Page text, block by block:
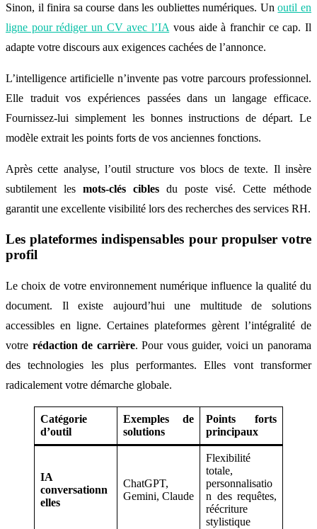
Sinon, il finira sa course dans les oubliettes numériques. Unoutil en
ligne pour rédiger un CV avec l’IA vous aide à franchir ce cap. Il
adapte votre discours aux exigences cachées de l’annonce.
L’intelligence artificielle n’invente pas votre parcours professionnel.
Elle traduit vos expériences passées dans un langage efficace.
Fournissez-lui simplement les bonnes instructions de départ. Le
modèle extrait les points forts de vos anciennes fonctions.
Après cette analyse, l’outil structure vos blocs de texte. Il insère
subtilement les mots-clés cibles du poste visé. Cette méthode
garantit une excellente visibilité lors des recherches des services RH.
Les plateformes indispensables pour propulser votre
profil
Le choix de votre environnement numérique influence la qualité du
document. Il existe aujourd’hui une multitude de solutions
accessibles en ligne. Certaines plateformes gèrent l’intégralité de
votre rédaction de carrière. Pour vous guider, voici un panorama
des technologies les plus performantes. Elles vont transformer
radicalement votre démarche globale.
Catégorie
d’outil
Exemples de
solutions
Points forts
principaux
IA
conversationn
elles
ChatGPT,
Gemini, Claude
Flexibilité
totale,
personnalisatio
n des requêtes,
réécriture
stylistique